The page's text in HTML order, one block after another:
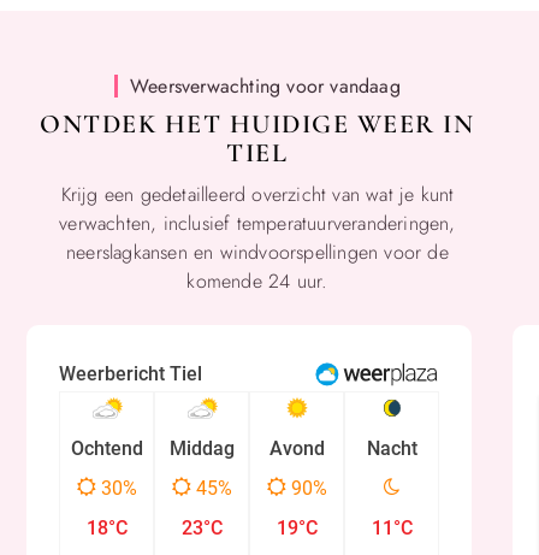
Weersverwachting voor vandaag
ONTDEK HET HUIDIGE WEER IN
TIEL
Krijg een gedetailleerd overzicht van wat je kunt
verwachten, inclusief temperatuurveranderingen,
neerslagkansen en windvoorspellingen voor de
komende 24 uur.